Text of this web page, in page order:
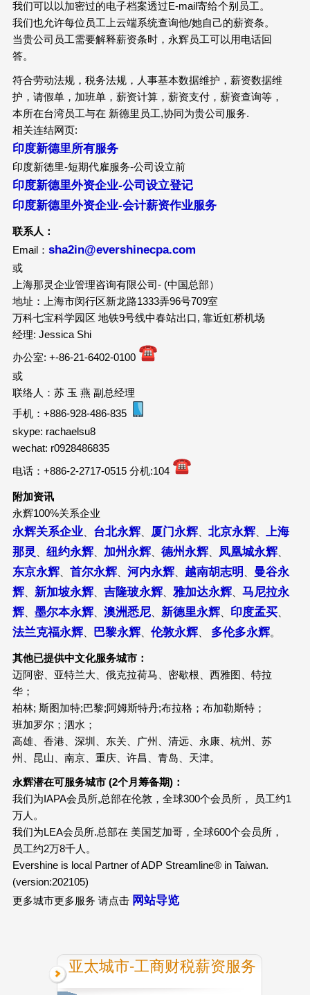
我们可以以加密过的电子档案透过E-mail寄给个别员工。
我们也允许每位员工上云端系统查询他/她自己的薪资条。
当贵公司员工需要解释薪资条时，永辉员工可以用电话回
答。
符合劳动法规，税务法规，人事基本数据维护，薪资数据维
护，请假单，加班单，薪资计算，薪资支付，薪资查询等，
本所在台湾员工与在 新德里员工,协同为贵公司服务.
相关连结网页:
印度新德里所有服务
印度新德里-短期代雇服务-公司设立前
印度新德里外资企业-公司设立登记
印度新德里外资企业-会计薪资作业服务
联系人：
Email： sha2in@evershinecpa.com
或
上海那灵企业管理咨询有限公司- (中国总部）
地址：上海市闵行区新龙路1333弄96号709室
万科七宝科学园区 地铁9号线中春站出口, 靠近虹桥机场
经理: Jessica Shi
办公室: +-86-21-6402-0100
或
联络人：苏 玉 燕 副总经理
手机：+886-928-486-835
skype: rachaelsu8
wechat: r0928486835
电话：+886-2-2717-0515 分机:104
附加资讯
永辉100%关系企业
永辉关系企业、 台北永辉、 厦门永辉、 北京永辉、
上海
那灵
纽约永辉、 加州永辉、 德州永辉、 凤凰城永辉、
东京永辉、 首尔永辉、 河内永辉、 越南胡志明
曼谷永
辉、 新加坡永辉、 吉隆玻永辉、 雅加达永辉、 马尼拉永
辉、 墨尔本永辉、 澳洲悉尼、 新德里永辉、 印度孟买、
法兰克福永辉、 巴黎永辉、 伦敦永辉、 多伦多永辉。
其他已提供中文化服务城市：
迈阿密、亚特兰大、俄克拉荷马、密歇根、西雅图、特拉
华；
柏林; 斯图加特;巴黎;阿姆斯特丹;布拉格；布加勒斯特；
班加罗尔；泗水；
高雄、香港、深圳、东关、广州、清远、永康、杭州、苏
州、昆山、南京、重庆、许昌、青岛、天津。
永辉潜在可服务城市 (2个月筹备期)：
我们为IAPA会员所,总部在伦敦，全球300个会员所， 员工约1
万人。
我们为LEA会员所.总部在 美国芝加哥，全球600个会员所，
员工约2万8千人。
Evershine is local Partner of ADP Streamline® in Taiwan.
(version:202105)
更多城市更多服务 请点击 网站导览
亚太城市-工商财税薪资服务